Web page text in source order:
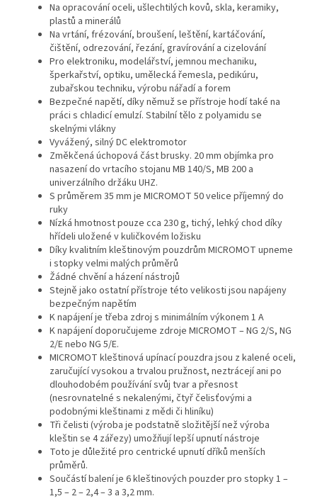
Na opracování oceli, ušlechtilých kovů, skla, keramiky,
plastů a minerálů
Na vrtání, frézování, broušení, leštění, kartáčování,
čištění, odrezování, řezání, gravírování a cizelování
Pro elektroniku, modelářství, jemnou mechaniku,
šperkařství, optiku, umělecká řemesla, pedikúru,
zubařskou techniku, výrobu nářadí a forem
Bezpečné napětí, díky němuž se přístroje hodí také na
práci s chladicí emulzí. Stabilní tělo z polyamidu se
skelnými vlákny
Vyvážený, silný DC elektromotor
Změkčená úchopová část brusky. 20 mm objímka pro
nasazení do vrtacího stojanu MB 140/S, MB 200 a
univerzálního držáku UHZ.
S průměrem 35 mm je MICROMOT 50 velice příjemný do
ruky
Nízká hmotnost pouze cca 230 g, tichý, lehký chod díky
hřídeli uložené v kuličkovém ložisku
Díky kvalitním kleštinovým pouzdrům MICROMOT upneme
i stopky velmi malých průměrů
Žádné chvění a házení nástrojů
Stejně jako ostatní přístroje této velikosti jsou napájeny
bezpečným napětím
K napájení je třeba zdroj s minimálním výkonem 1 A
K napájení doporučujeme zdroje MICROMOT – NG 2/S, NG
2/E nebo NG 5/E.
MICROMOT kleštinová upínací pouzdra jsou z kalené oceli,
zaručující vysokou a trvalou pružnost, neztrácejí ani po
dlouhodobém používání svůj tvar a přesnost
(nesrovnatelné s nekalenými, čtyř čelisťovými a
podobnými kleštinami z mědi či hliníku)
Tři čelisti (výroba je podstatně složitější než výroba
kleštin se 4 zářezy) umožňují lepší upnutí nástroje
Toto je důležité pro centrické upnutí dříků menších
průměrů.
Součástí balení je 6 kleštinových pouzder pro stopky 1 –
1,5 – 2 – 2,4 – 3 a 3,2 mm.